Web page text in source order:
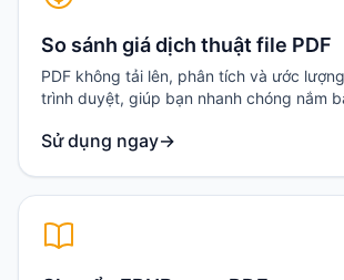
So sánh giá dịch thuật file PDF
PDF không tải lên, phân tích và ước
trình duyệt, giúp bạn nhanh chóng nắm
biến.
Sử dụng ngay→